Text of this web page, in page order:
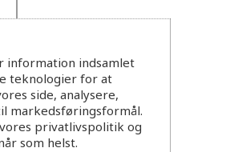
information indsamlet
teknologier for at
side, analysere,
markedsføringsformål.
privatlivspolitik og
som helst.